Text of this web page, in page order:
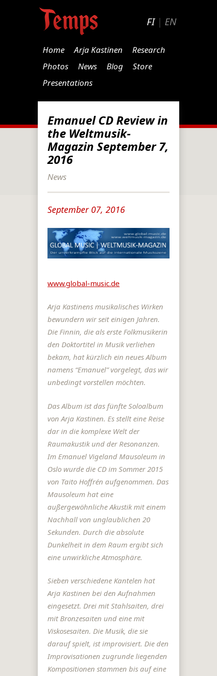
FI| EN
Home Arja Kastinen
Research
Photos
News Blog
Store
Presentations
Emanuel CD Review in
the Weltmusik-
Magazin September 7,
2016
News
September 07, 2016
www.global-music.de
Arja Kastinens musikalisches Wirken
bewundern wir seit einigen Jahren.
Die Finnin, die als erste Folkmusikerin
den Doktortitel in Musik verliehen
bekam, hat kürzlich ein neues Album
namens “Emanuel” vorgelegt, das wir
unbedingt vorstellen möchten.
Das Album ist das fünfte Soloalbum
von Arja Kastinen. Es stellt eine Reise
dar in die komplexe Welt der
Raumakustik und der Resonanzen.
Im Emanuel Vigeland Mausoleum in
Oslo wurde die CD im Sommer 2015
von Taito Hoffrén aufgenommen. Das
Mausoleum hat eine
außergewöhnliche Akustik mit einem
Nachhall von unglaublichen 20
Sekunden. Durch die absolute
Dunkelheit in dem Raum ergibt sich
eine unwirkliche Atmosphäre.
Sieben verschiedene Kantelen hat
Arja Kastinen bei den Aufnahmen
eingesetzt. Drei mit Stahlsaiten, drei
mit Bronzesaiten und eine mit
Viskosesaiten. Die Musik, die sie
darauf spielt, ist improvisiert. Die den
Improvisationen zugrunde liegenden
Kompositionen stammen bis auf eine